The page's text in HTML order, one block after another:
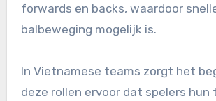
forwards en backs, waardoor
balbeweging mogelijk is.
In Vietnamese teams zorgt het
deze rollen ervoor dat spelers hun